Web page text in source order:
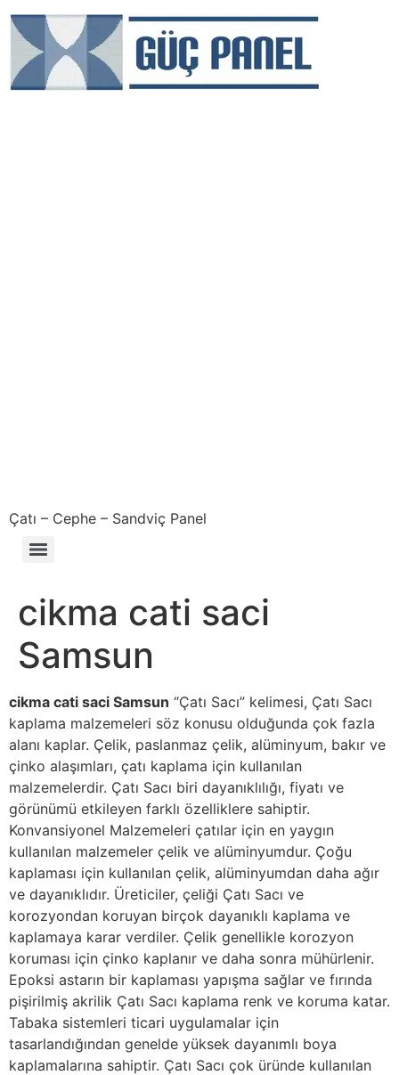
Çatı – Cephe – Sandviç Panel
cikma cati saci
Samsun
cikma cati saci Samsun “Çatı Sacı” kelimesi, Çatı Sacı
kaplama malzemeleri söz konusu olduğunda çok fazla
alanı kaplar. Çelik, paslanmaz çelik, alüminyum, bakır ve
çinko alaşımları, çatı kaplama için kullanılan
malzemelerdir. Çatı Sacı biri dayanıklılığı, fiyatı ve
görünümü etkileyen farklı özelliklere sahiptir.
Konvansiyonel Malzemeleri çatılar için en yaygın
kullanılan malzemeler çelik ve alüminyumdur. Çoğu
kaplaması için kullanılan çelik, alüminyumdan daha ağır
ve dayanıklıdır. Üreticiler, çeliği Çatı Sacı ve
korozyondan koruyan birçok dayanıklı kaplama ve
kaplamaya karar verdiler. Çelik genellikle korozyon
koruması için çinko kaplanır ve daha sonra mühürlenir.
Epoksi astarın bir kaplaması yapışma sağlar ve fırında
pişirilmiş akrilik Çatı Sacı kaplama renk ve koruma katar.
Tabaka sistemleri ticari uygulamalar için
tasarlandığından genelde yüksek dayanımlı boya
kaplamalarına sahiptir. Çatı Sacı çok üründe kullanılan